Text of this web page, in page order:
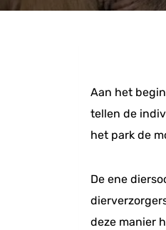
Aan het
tellen de
het park de
De ene
deze manier